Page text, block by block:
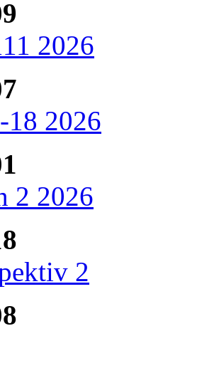
2026
2026
2 2026
2